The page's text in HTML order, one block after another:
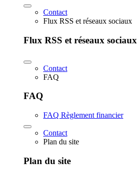
Contact
Flux RSS et réseaux sociaux
Flux RSS et réseaux sociaux
Contact
FAQ
FAQ
FAQ Règlement financier
Contact
Plan du site
Plan du site